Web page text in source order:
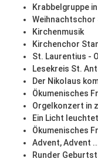
Krabbelgruppe
Weihnachtschor
Kirchenmusik
Kirchenchor
St. Laurentius -
Lesekreis St.
Der Nikolaus
Ökumenisches
Orgelkonzert in
Ein Licht
Ökumenisches
Advent, Advent
Runder